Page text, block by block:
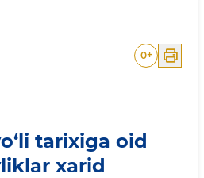
0+
tarixiga oid
xarid